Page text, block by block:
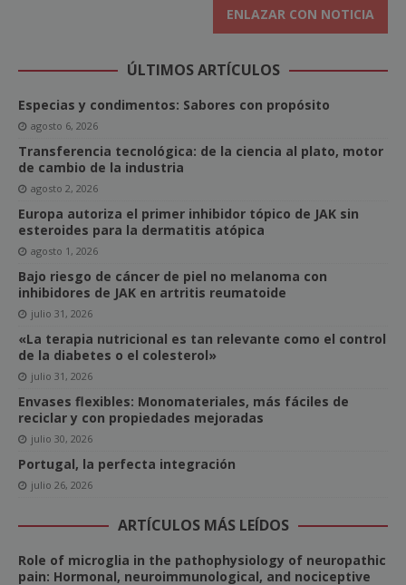
ENLAZAR CON NOTICIA
ÚLTIMOS ARTÍCULOS
Especias y condimentos: Sabores con propósito
agosto 6, 2026
Transferencia tecnológica: de la ciencia al plato, motor
de cambio de la industria
agosto 2, 2026
Europa autoriza el primer inhibidor tópico de JAK sin
esteroides para la dermatitis atópica
agosto 1, 2026
Bajo riesgo de cáncer de piel no melanoma con
inhibidores de JAK en artritis reumatoide
julio 31, 2026
«La terapia nutricional es tan relevante como el control
de la diabetes o el colesterol»
julio 31, 2026
Envases flexibles: Monomateriales, más fáciles de
reciclar y con propiedades mejoradas
julio 30, 2026
Portugal, la perfecta integración
julio 26, 2026
ARTÍCULOS MÁS LEÍDOS
Role of microglia in the pathophysiology of neuropathic
pain: Hormonal, neuroimmunological, and nociceptive